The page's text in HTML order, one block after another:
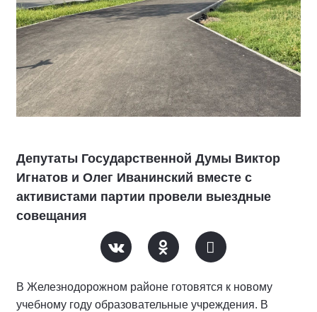
Депутаты Государственной Думы Виктор
Игнатов и Олег Иванинский вместе с
активистами партии провели выездные
совещания
В Железнодорожном районе готовятся к новому
учебному году образовательные учреждения. В